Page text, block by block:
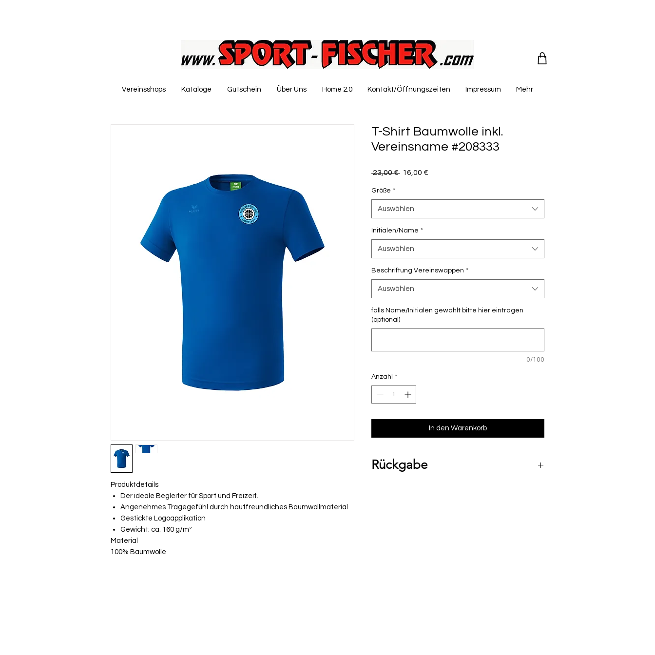
Vereinsshops Kataloge Gutschein Über Uns Home 2.0 Kontakt/Öffnungszeiten Impressum Mehr
Produktdetails
Der ideale Begleiter für Sport und Freizeit.
Angenehmes Tragegefühl durch hautfreundliches Baumwollmaterial
Gestickte Logoapplikation
Gewicht: ca. 160 g/m²
Material
100% Baumwolle
T-Shirt Baumwolle inkl.
Vereinsname #208333
23,00 € Standardpreis
16,00 €
Größe *
Auswählen
Initialen/Name *
Auswählen
Beschriftung Vereinswappen *
Auswählen
falls Name/Initialen gewählt bitte hier eintragen
(optional)
0/100
Anzahl *
In den Warenkorb
Rückgabe